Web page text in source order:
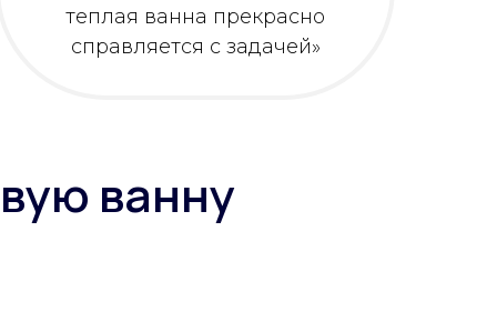
теплая ванна прекрасно
справляется с задачей»
ванну